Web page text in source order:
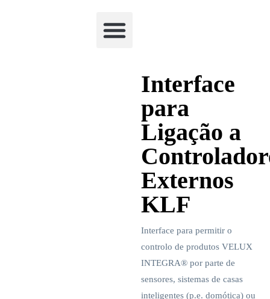
Interface
para
Ligação a
Externos
KLF
Interface para permitir o
controlo de produtos VELUX
INTEGRA® por parte de
sensores, sistemas de casas
inteligentes (p.e. domótica) ou